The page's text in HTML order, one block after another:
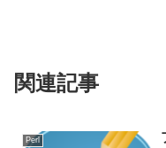
関連記事
Perl